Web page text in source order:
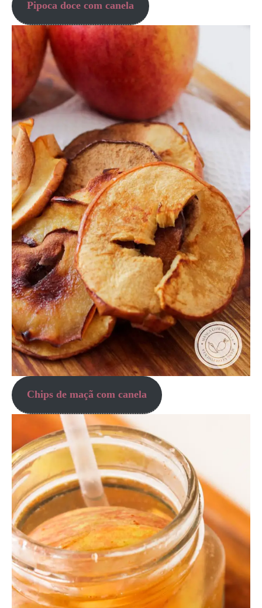
Pipoca doce com canela
Chips de maçã com canela